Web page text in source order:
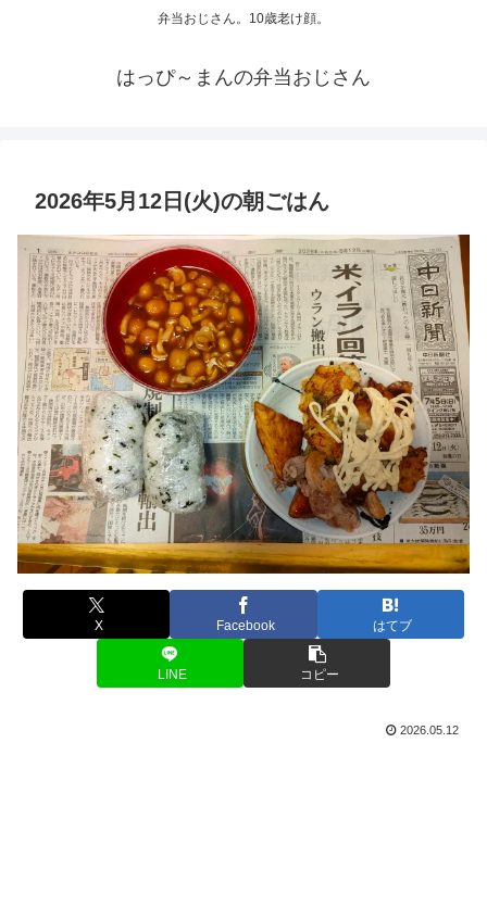
弁当おじさん。10歳老け顔。
はっぴ～まんの弁当おじさん
2026年5月12日(火)の朝ごはん
X Facebook はてブ
LINE コピー
2026.05.12